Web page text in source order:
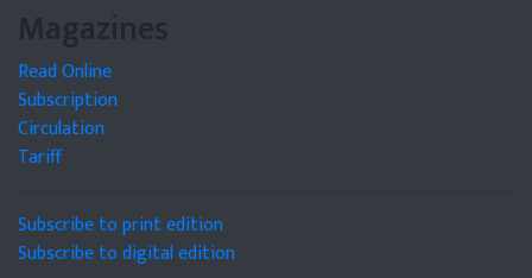
Magazines
Read Online
Subscription
Circulation
Tariff
Subscribe to print edition
Subscribe to digital edition